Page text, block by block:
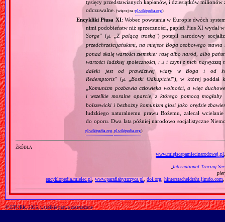
tysięcy przedstawianych kapłanów, i dziesiątków
odczuwalne. (więcej na:pl.wikipedia.org)
Encykliki Piusa XI: Wobec powstania w Europie dwóch
nimi podobieństw niż sprzeczności, papież Pius XI
Sorge” (pl. „Z palącą troską”) potępił narodowy
przedchrześcijańskimi, na miejsce Boga osobowego
ponad skalę wartości ziemskie: rasę albo naród, albo
wartości ludzkiej społeczności,[…] i czyni z nich najwyższą
daleki jest od prawdziwej wiary w Boga i od
Redemptoris” (pl. Boski Odkupiciel”), w której poddał
Komunizm pozbawia człowieka wolności, a więc
i wszelkie moralne oparcie, z którego pomocą
bolszewicki i bezbożny komunizm głosi jako orędzie
ludzkiego naturalnemu prawu Bożemu, zalecał
do oporu. Dwa lata później narodowo socjalistyczne
pl.wikipedia.org ,pl.wikipedia.org)
źródła
www.miejscapamiecinarodowej.pl
„International Tracing
encyklopedia.mielec.pl, www.parafiabystrzyca.pl, doi.org, hinterstacheldraht.jimdo.com
© GTKRK, 2025, wszelkie prawa zastrzeżone